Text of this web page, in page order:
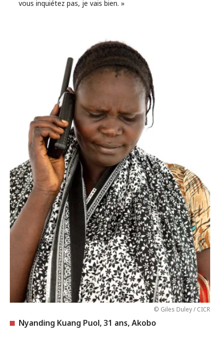
vous inquiétez pas, je vais bien. »
© Giles Duley / CICR
Nyanding Kuang Puol, 31 ans, Akobo